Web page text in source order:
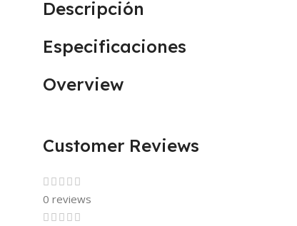
Descripción
Especificaciones
Overview
Customer Reviews
0 reviews